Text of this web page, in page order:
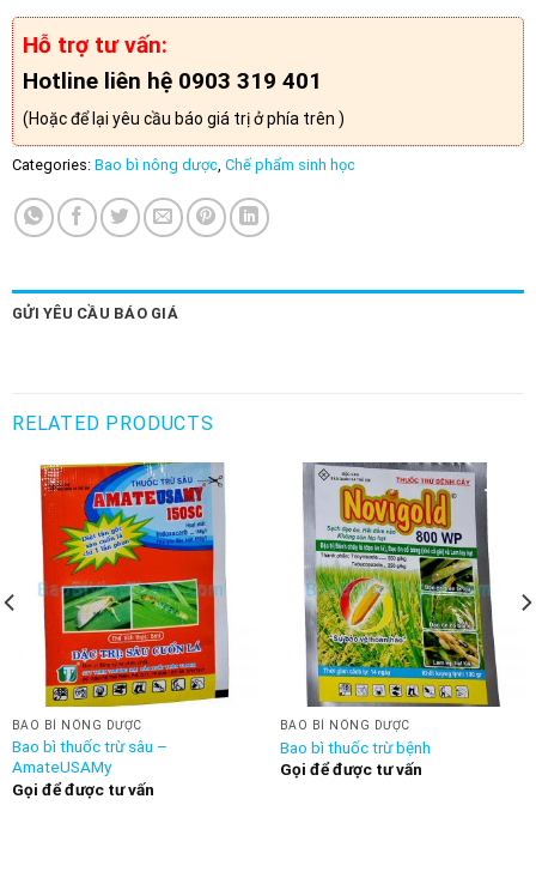
Hỗ trợ tư vấn:
Hotline liên hệ 0903 319 401
(Hoặc để lại yêu cầu báo giá trị ở phía trên )
Categories: Bao bì nông dược Chế phẩm sinh học
GỬI YÊU CẦU BÁO GIÁ
RELATED PRODUCTS
BAO BÌ NÔNG DƯỢC
Bao bì thuốc trừ sâu –
AmateUSAMy
Gọi để được tư vấn
BAO BÌ NÔNG DƯỢC
Bao bì thuốc trừ bệnh
Gọi để được tư vấn